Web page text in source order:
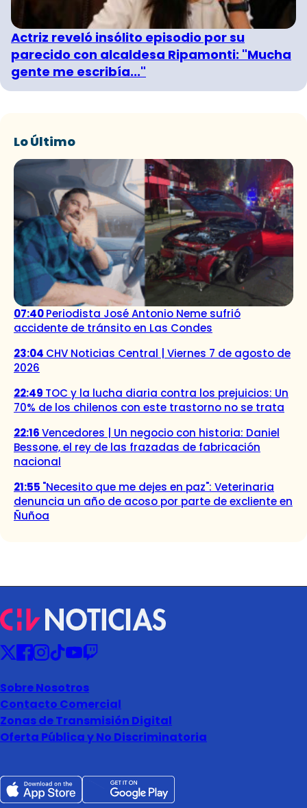
Actriz reveló insólito episodio por su
parecido con alcaldesa Ripamonti: "Mucha
gente me escribía..."
Lo Último
07:40Periodista José Antonio Neme sufrió
accidente de tránsito en Las Condes
23:04 CHV Noticias Central | Viernes 7 de agosto de
2026
22:49 TOC y la lucha diaria contra los prejuicios: Un
70% de los chilenos con este trastorno no se trata
22:16Vencedores | Un negocio con historia: Daniel
Bessone, el rey de las frazadas de fabricación
nacional
21:55 "Necesito que me dejes en paz": Veterinaria
denuncia un año de acoso por parte de excliente en
Ñuñoa
Sobre Nosotros
Contacto Comercial
Zonas de Transmisión Digital
Oferta Pública y No Discriminatoria